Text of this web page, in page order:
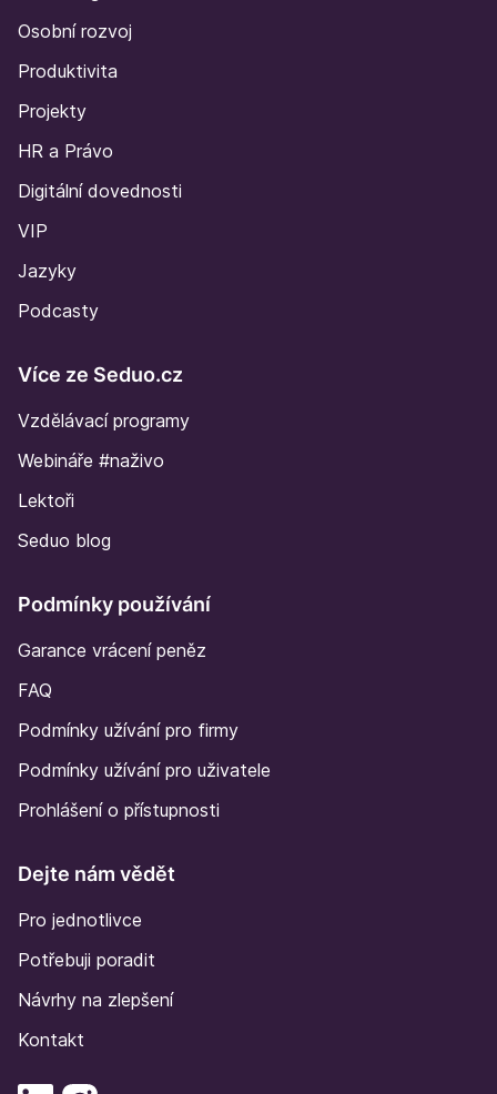
Osobní rozvoj
Produktivita
Projekty
HR a Právo
Digitální dovednosti
VIP
Jazyky
Podcasty
Více ze Seduo.cz
Vzdělávací programy
Webináře #naživo
Lektoři
Seduo blog
Podmínky používání
Garance vrácení peněz
FAQ
Podmínky užívání pro firmy
Podmínky užívání pro uživatele
Prohlášení o přístupnosti
Dejte nám vědět
Pro jednotlivce
Potřebuji poradit
Návrhy na zlepšení
Kontakt